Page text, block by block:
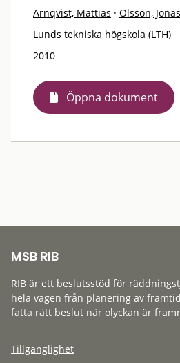
Arnqvist, Mattias · Olsson, Jonas
Lunds tekniska högskola (LTH)
2010
Öppna dokument
MSB RIB
RIB är ett beslutsstöd för
hela vägen från planering av
fatta rätt beslut när olyckan är
Tillgänglighet